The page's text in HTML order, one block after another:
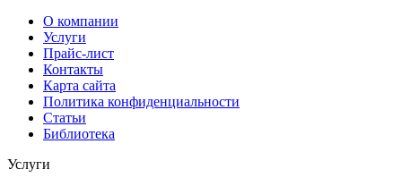
О компании
Услуги
Прайс-лист
Контакты
Карта сайта
Политика конфиденциальности
Статьи
Библиотека
Услуги